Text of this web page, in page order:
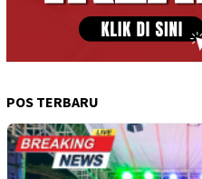
POS TERBARU